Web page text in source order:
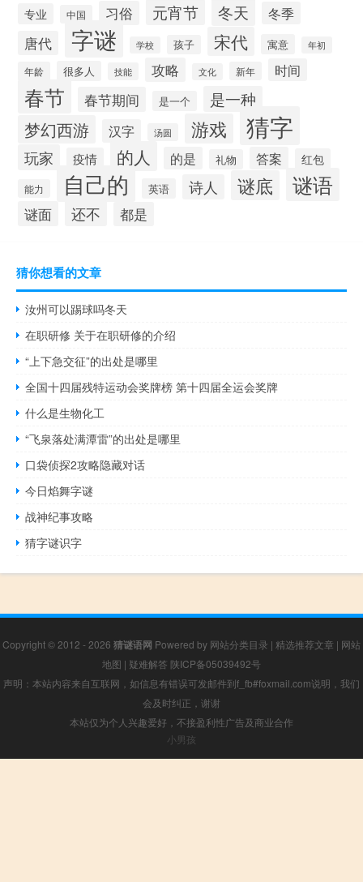
专业 中国 习俗 元宵节 冬天 冬季
唐代 字谜 学校 孩子 宋代 寓意 年初
年龄 很多人 技能 攻略 文化 新年 时间
春节 春节期间 是一个 是一种
梦幻西游 汉字 汤圆 游戏 猜字
玩家 疫情 的人 的是 礼物 答案 红包
能力 自己的 英语 诗人 谜底 谜语
谜面 还不 都是
猜你想看的文章
汝州可以踢球吗冬天
在职研修 关于在职研修的介绍
“上下急交征”的出处是哪里
全国十四届残特运动会奖牌榜 第十四届全运会奖牌
什么是生物化工
“飞泉落处满潭雷”的出处是哪里
口袋侦探2攻略隐藏对话
今日焰舞字谜
战神纪事攻略
猜字谜识字
Copyright © 2012 - 2026 猜谜语网 Powered by 网站分类目录 | 精选推荐文章 | 网站
地图 | 疑难解答 陕ICP备05039492号
声明：本站内容来自互联网，如信息有错误可发邮件到f_fb#foxmail.com说明，我们
会及时纠正，谢谢
本站仅为个人兴趣爱好，不接盈利性广告及商业合作
小男孩